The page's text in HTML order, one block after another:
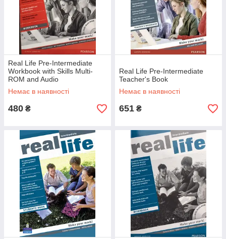
Real Life Pre-Intermediate
Workbook with Skills Multi-
ROM and Audio
Немає в наявності
480 ₴
Real Life Pre-Intermediate
Teacher's Book
Немає в наявності
651 ₴